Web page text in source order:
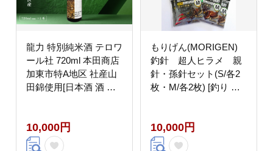
龍力 特別純米酒 テロワ
ール社 720ml 本田商店
加東市特A地区 社産山
田錦使用[日本酒 酒 お
10,000円
もりげん(MORIGEN)
釣針 超人ヒラメ 親
針・孫針セット(S/各2
枚・M/各2枚) [釣り 釣
10,000円